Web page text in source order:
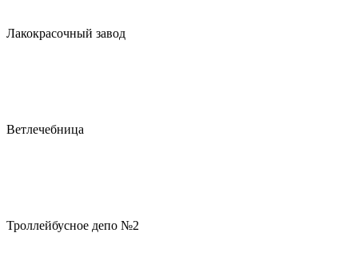
Лакокрасочный завод
Ветлечебница
Троллейбусное депо №2